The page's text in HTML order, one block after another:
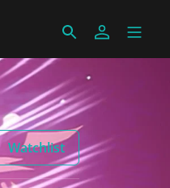
Watchlist